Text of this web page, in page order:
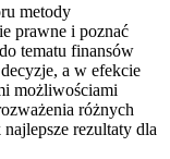
metody
prawne i poznać
tematu finansów
a w efekcie
możliwościami
różnych
rezultaty dla